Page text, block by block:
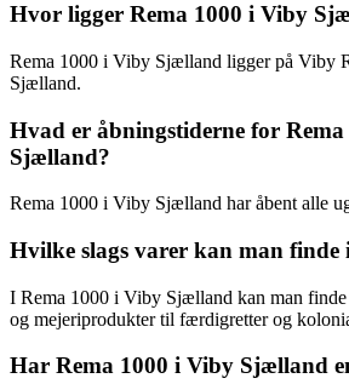
Hvor ligger Rema 1000 i Viby
Rema 1000 i Viby Sjælland ligger på Viby
Sjælland.
Hvad er åbningstiderne for
Sjælland?
Rema 1000 i Viby Sjælland har åbent alle
Hvilke slags varer kan man finde
I Rema 1000 i Viby Sjælland kan man
og mejeriprodukter til færdigretter og
Har Rema 1000 i Viby Sjælland